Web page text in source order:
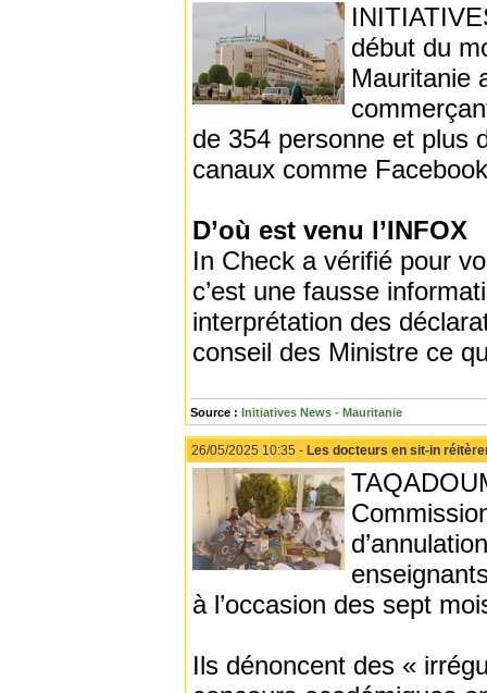
début du
Mauritanie
de 354 personne et plus
canaux comme
D’où est venu l’INFOX
In Check a vérifié pour
c’est une fausse
interprétation des
conseil des Ministre ce
Source : Initiatives News - Mauritanie
26/05/2025 10:35 - Les docteurs en sit-in
à l’occasion des sept
Ils dénoncent des «